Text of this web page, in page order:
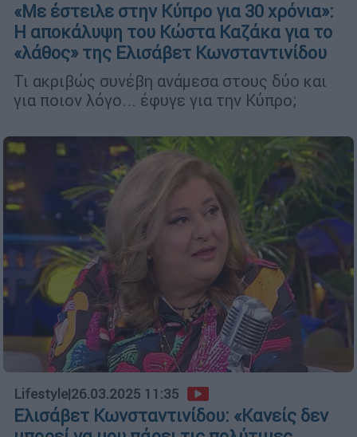
«Με έστειλε στην Κύπρο για 30 χρόνια»:
Η αποκάλυψη του Κώστα Καζάκα για το
«λάθος» της Ελισάβετ Κωνσταντινίδου
Τι ακριβώς συνέβη ανάμεσα στους δύο και
για ποιον λόγο... έφυγε για την Κύπρο;
Lifestyle|26.03.2025 11:35
Ελισάβετ Κωνσταντινίδου: «Κανείς δεν